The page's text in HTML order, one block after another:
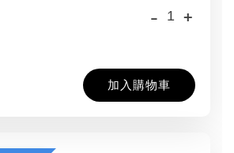
- +
加入購物車